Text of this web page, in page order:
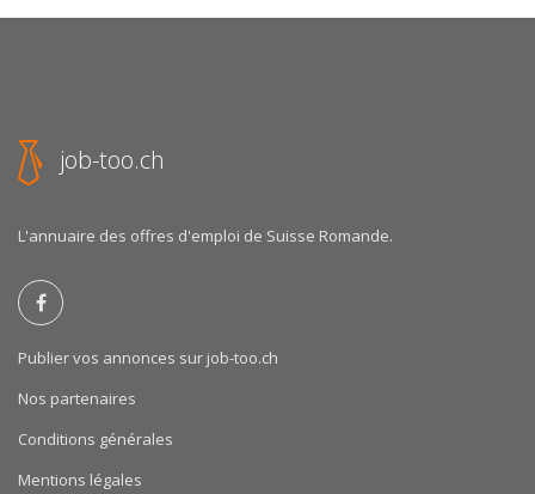
job-too.ch
L'annuaire des offres d'emploi de Suisse Romande.
Publier vos annonces sur job-too.ch
Nos partenaires
Conditions générales
Mentions légales